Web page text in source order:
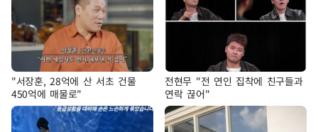
"서장훈, 28억에 산 서초 건물
450억에 매물로"
전현무 "전 연인 집착에 친구들과
연락 끊어"